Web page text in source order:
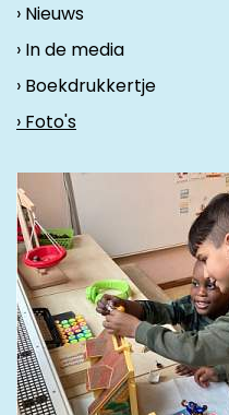
› Nieuws
› In de media
› Boekdrukkertje
› Foto's